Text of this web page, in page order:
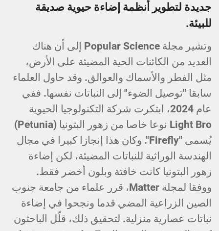
جديدة لتطوير أنظمة إضاءة حيوية صديقة
للبيئة.
وتشير مجلة Popular Science إلى أن هناك
العديد من الكائنات الحية المضيئة على الأرض،
مثل الفطر والأسماك والعوالق. وقد حاول العلماء
سابقا "توصيل الضوء" إلى النباتات نفسها. ففي
عام 2024، ابتكرت شركة التكنولوجيا الحيوية
Light Bro نوعا خاصا من زهور البتونيا (Petunia)
يُسمى "Firefly". وكان هذا إنجازا كبيرا في مجال
الهندسة الوراثية للنباتات المضيئة، لكن إضاءة
زهور البتونيا كانت خافتة وبلون أخضر فقط.
ووفقا لمجلة Matter، قرر علماء من جامعة جنوب
الصين الزراعية المضي قدما ونجحوا في إضاءة
نباتات عصارية منزلية. لتحقيق ذلك، قلّل الباحثون